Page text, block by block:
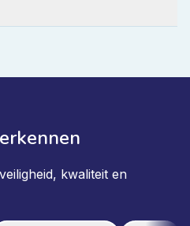
kwaliteit en